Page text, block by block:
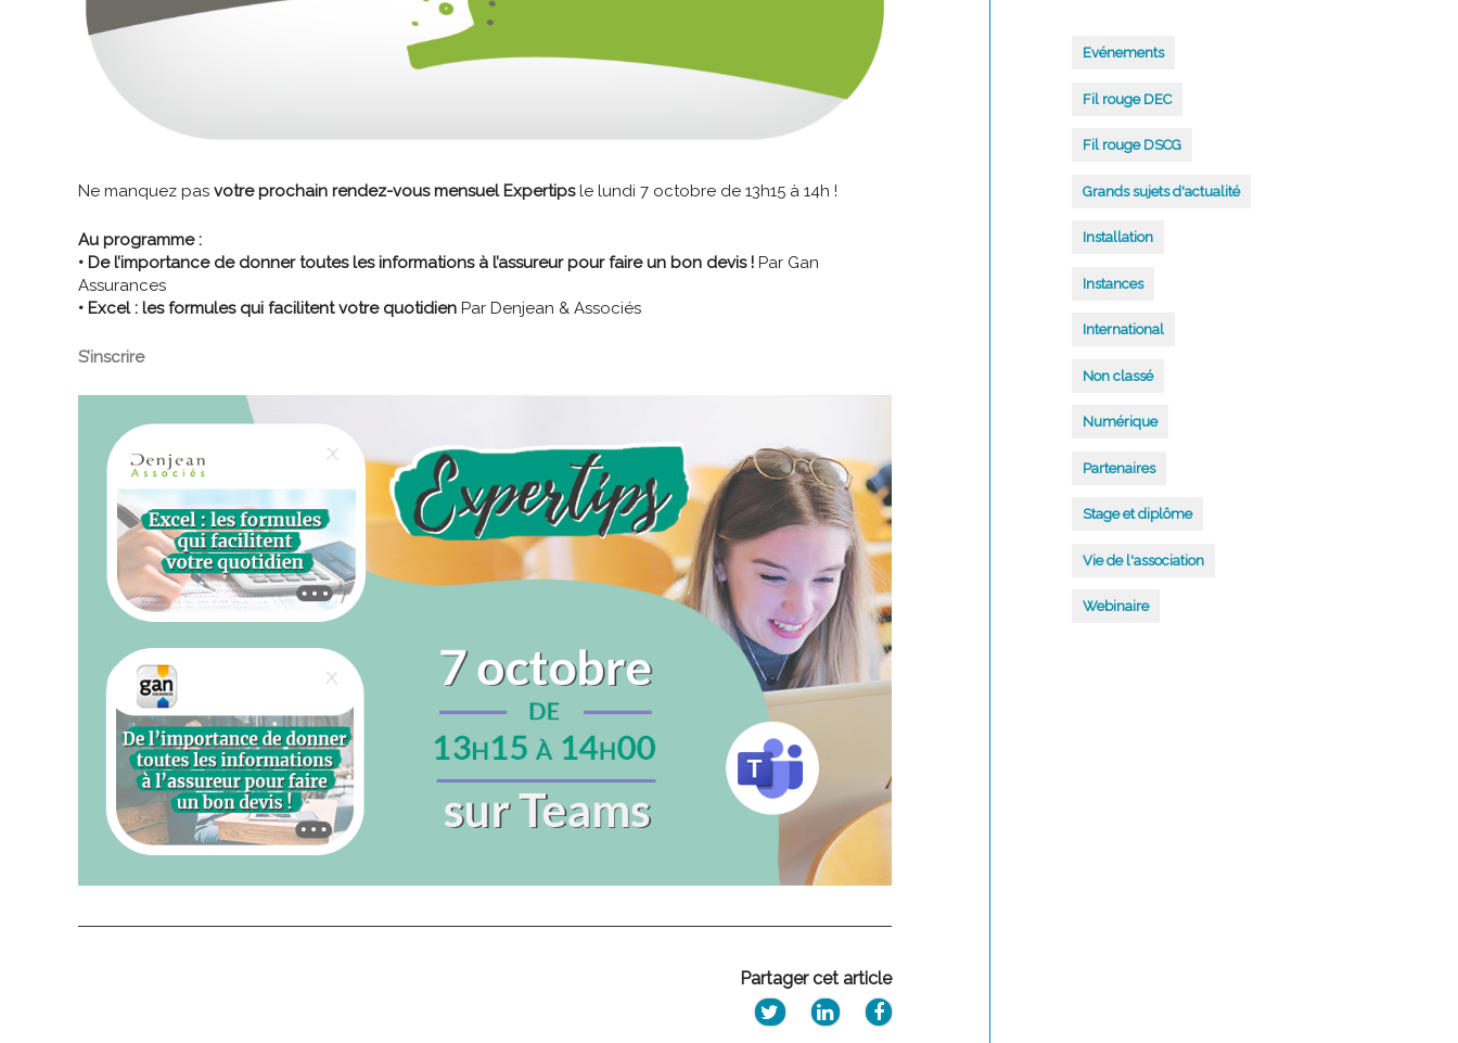
Ne manquez pas votre prochain rendez-vous mensuel Expertipsle lundi 7 octobre de 13h15 à 14h !
Au programme :
• De l’importance de donner toutes les informations à l’assureur pour faire un bon devis ! Par Gan
Assurances
• Excel : les formules qui facilitent votre quotidien Par Denjean & Associés
S’inscrire
Partager cet article
Evénements
Fil rouge DEC
Fil rouge DSCG
Grands sujets d'actualité
Installation
Instances
International
Non classé
Numérique
Partenaires
Stage et diplôme
Vie de l'association
Webinaire